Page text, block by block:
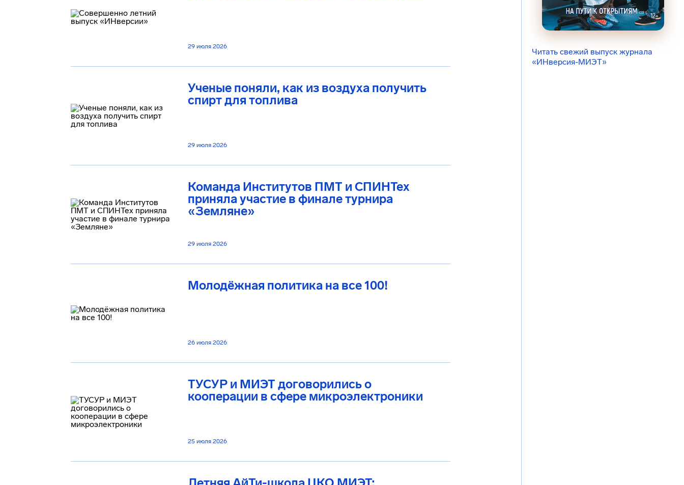
29 июля 2026
Ученые поняли, как из воздуха получить
спирт для топлива
29 июля 2026
Команда Институтов ПМТ и СПИНТех
приняла участие в финале турнира
«Земляне»
29 июля 2026
Молодёжная политика на все 100!
26 июля 2026
ТУСУР и МИЭТ договорились о
кооперации в сфере микроэлектроники
25 июля 2026
Читать свежий выпуск журнала
«ИНверсия-МИЭТ»